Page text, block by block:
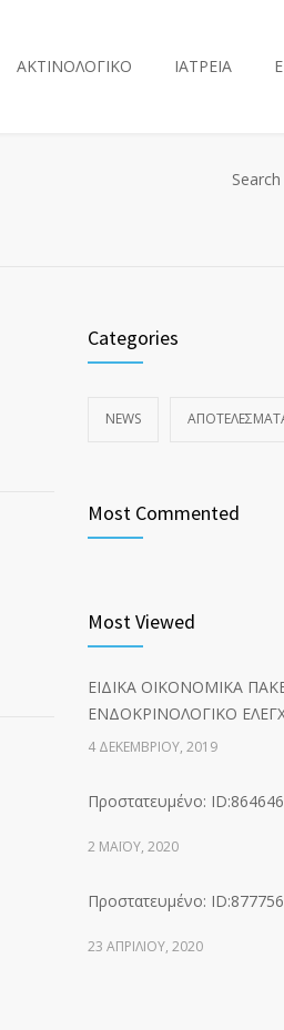
ΑΚΤΙΝΟΛΟΓΙΚΟ ΙΑΤΡΕΙΑ
Search
Categories
NEWS
Most Commented
Most Viewed
ΕΙΔΙΚΑ ΟΙΚΟΝΟΜΙΚΑ
ΕΝΔΟΚΡΙΝΟΛΟΓΙΚΟ
4 ΔΕΚΕΜΒΡΊΟΥ, 2019
Πρoστατευμένο:
2 ΜΑΪ́ΟΥ, 2020
Πρoστατευμένο:
23 ΑΠΡΙΛΊΟΥ, 2020